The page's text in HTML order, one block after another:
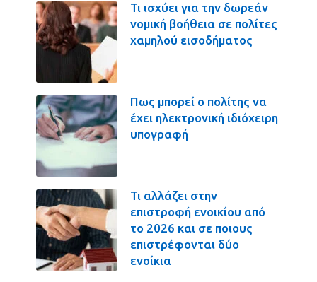
Τι ισχύει για την δωρεάν
νομική βοήθεια σε πολίτες
χαμηλού εισοδήματος
Πως μπορεί ο πολίτης να
έχει ηλεκτρονική ιδιόχειρη
υπογραφή
Τι αλλάζει στην
επιστροφή ενοικίου από
το 2026 και σε ποιους
επιστρέφονται δύο
ενοίκια